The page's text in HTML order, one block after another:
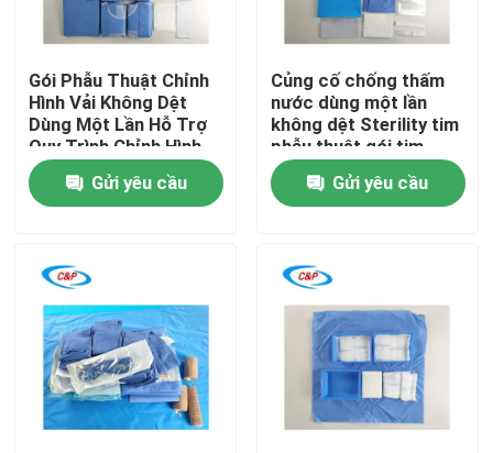
Nhà
video
Trình diễn VR
Về chúng tôi
Gói Phẫu Thuật Chỉnh
Hình Vải Không Dệt
Dùng Một Lần Hỗ Trợ
Quy Trình Chỉnh Hình
An Toàn
Gửi yêu cầu
Củng cố chống thấm
nước dùng một lần
không dệt Sterility tim
phẫu thuật gói tim
phẫu thuật Kit màn
Gửi yêu cầu